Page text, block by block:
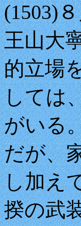
(1503)
王山大
的立場
しては
がいる
だが、
し加え
揆の武